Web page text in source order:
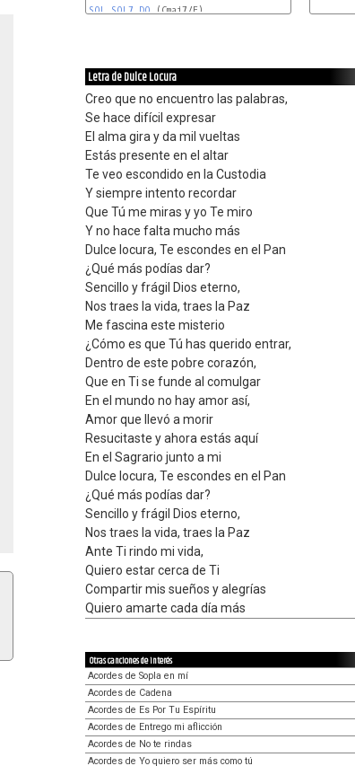
SOL
SOL7 DO (Cmaj7/E)
Letra de Dulce Locura
Creo que no encuentro las palabras,
Se hace difícil expresar
El alma gira y da mil vueltas
Estás presente en el altar
Te veo escondido en la Custodia
Y siempre intento recordar
Que Tú me miras y yo Te miro
Y no hace falta mucho más
Dulce locura, Te escondes en el Pan
¿Qué más podías dar?
Sencillo y frágil Dios eterno,
Nos traes la vida, traes la Paz
Me fascina este misterio
¿Cómo es que Tú has querido entrar,
Dentro de este pobre corazón,
Que en Ti se funde al comulgar
En el mundo no hay amor así,
Amor que llevó a morir
Resucitaste y ahora estás aquí
En el Sagrario junto a mi
Dulce locura, Te escondes en el Pan
¿Qué más podías dar?
Sencillo y frágil Dios eterno,
Nos traes la vida, traes la Paz
Ante Ti rindo mi vida,
Quiero estar cerca de Ti
Compartir mis sueños y alegrías
Quiero amarte cada día más
Otras canciones de interés
Acordes de Sopla en mí
Acordes de Cadena
Acordes de Es Por Tu Espíritu
Acordes de Entrego mi aflicción
Acordes de No te rindas
Acordes de Yo quiero ser más como tú